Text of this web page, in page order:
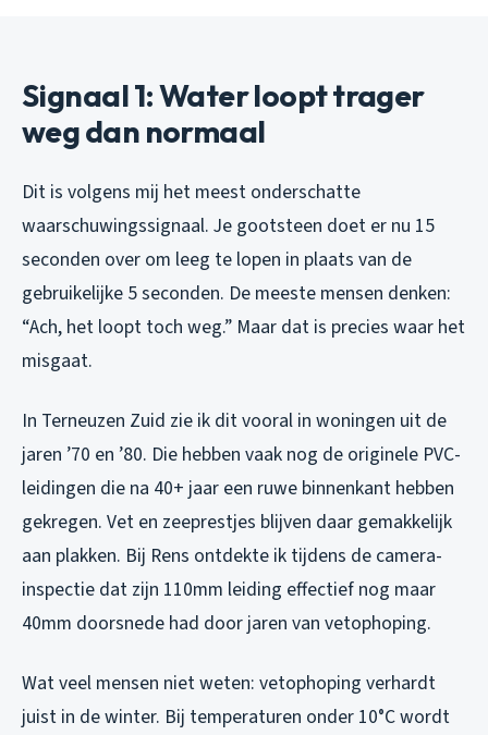
Signaal 1: Water loopt trager
weg dan normaal
Dit is volgens mij het meest onderschatte
waarschuwingssignaal. Je gootsteen doet er nu 15
seconden over om leeg te lopen in plaats van de
gebruikelijke 5 seconden. De meeste mensen denken:
“Ach, het loopt toch weg.” Maar dat is precies waar het
misgaat.
In Terneuzen Zuid zie ik dit vooral in woningen uit de
jaren ’70 en ’80. Die hebben vaak nog de originele PVC-
leidingen die na 40+ jaar een ruwe binnenkant hebben
gekregen. Vet en zeeprestjes blijven daar gemakkelijk
aan plakken. Bij Rens ontdekte ik tijdens de camera-
inspectie dat zijn 110mm leiding effectief nog maar
40mm doorsnede had door jaren van vetophoping.
Wat veel mensen niet weten: vetophoping verhardt
juist in de winter. Bij temperaturen onder 10°C wordt